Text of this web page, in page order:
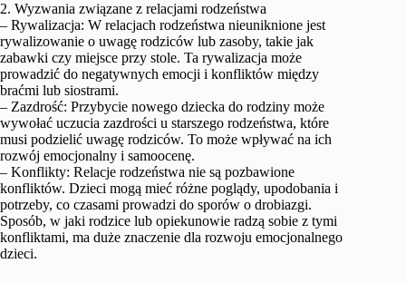
2. Wyzwania związane z relacjami rodzeństwa
– Rywalizacja: W relacjach rodzeństwa nieuniknione jest
rywalizowanie o uwagę rodziców lub zasoby, takie jak
zabawki czy miejsce przy stole. Ta rywalizacja może
prowadzić do negatywnych emocji i konfliktów między
braćmi lub siostrami.
– Zazdrość: Przybycie nowego dziecka do rodziny może
wywołać uczucia zazdrości u starszego rodzeństwa, które
musi podzielić uwagę rodziców. To może wpływać na ich
rozwój emocjonalny i samoocenę.
– Konflikty: Relacje rodzeństwa nie są pozbawione
konfliktów. Dzieci mogą mieć różne poglądy, upodobania i
potrzeby, co czasami prowadzi do sporów o drobiazgi.
Sposób, w jaki rodzice lub opiekunowie radzą sobie z tymi
konfliktami, ma duże znaczenie dla rozwoju emocjonalnego
dzieci.